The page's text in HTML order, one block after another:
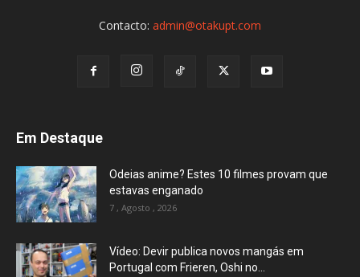
Contacto: admin@otakupt.com
Em Destaque
Odeias anime? Estes 10 filmes provam que
estavas enganado
7 , Agosto , 2026
Vídeo: Devir publica novos mangás em
Portugal com Frieren, Oshi no...